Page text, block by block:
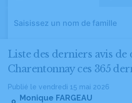
Liste des derniers avis de
Charentonnay ces 365
Publié le vendredi 15 mai 2026
Monique FARGEAU